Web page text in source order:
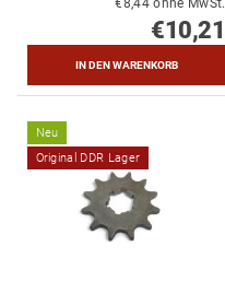
€8,44 ohne MwSt.
€10,21
Neu
Original DDR Lager